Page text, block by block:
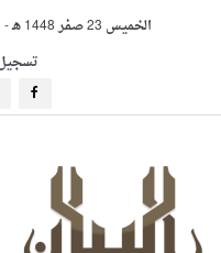
الخميس 23 صفر 1448 هـ -